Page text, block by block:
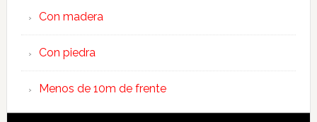
Con madera
Con piedra
Menos de 10m de frente